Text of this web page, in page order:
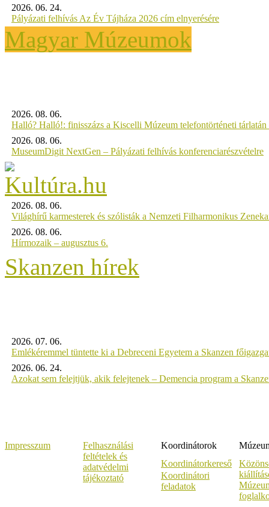
2026. 06. 24.
Pályázati felhívás Az Év Tájháza 2026 cím elnyerésére
Magyar Múzeumok
2026. 08. 06.
Halló? Halló!: finisszázs a Kiscelli Múzeum telefontörténeti tárlatán
2026. 08. 06.
MuseumDigit NextGen – Pályázati felhívás konferenciarészvételre
2026. 08. 06.
Világhírű karmesterek és szólisták a Nemzeti Filharmonikus
2026. 08. 06.
Hírmozaik – augusztus 6.
Skanzen hírek
2026. 07. 06.
Emlékéremmel tüntette ki a Debreceni Egyetem a Skanzen
2026. 06. 24.
Azokat sem felejtjük, akik felejtenek – Demencia program a
Impresszum
Felhasználási
feltételek és
adatvédelmi
tájékoztató
Koordinátorok
Koordinátorkereső
Koordinátori
feladatok